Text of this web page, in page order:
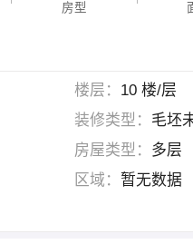
房型
楼层： 10 楼/层
装修类型： 毛坯
房屋类型： 多层
区域： 暂无数据